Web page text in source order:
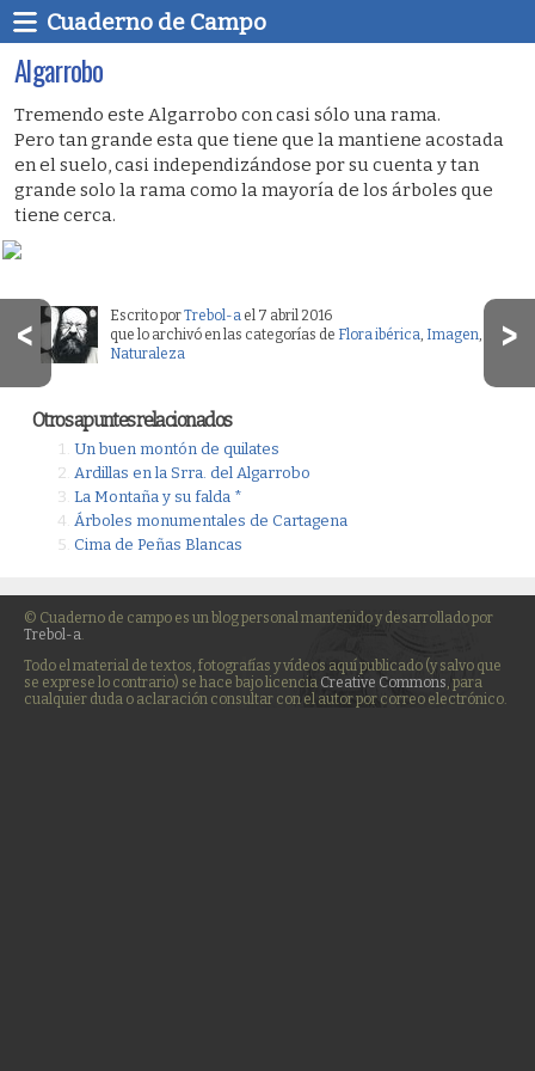
Cuaderno de Campo
Algarrobo
Tremendo este Algarrobo con casi sólo una rama.
Pero tan grande esta que tiene que la mantiene acostada
en el suelo, casi independizándose por su cuenta y tan
grande solo la rama como la mayoría de los árboles que
tiene cerca.
Escrito porTrebol-a el 7 abril 2016
que lo archivó en las categorías de Flora ibérica, Imagen,
Naturaleza
Otros apuntes relacionados
Un buen montón de quilates
Ardillas en la Srra. del Algarrobo
La Montaña y su falda *
Árboles monumentales de Cartagena
Cima de Peñas Blancas
© Cuaderno de campo es un blog personal mantenido y desarrollado por
Trebol-a.
Todo el material de textos, fotografías y vídeos aquí publicado (y salvo que
se exprese lo contrario) se hace bajo licencia Creative Commons, para
cualquier duda o aclaración consultar con el autor por correo electrónico.